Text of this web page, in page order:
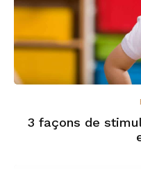
3 façons de